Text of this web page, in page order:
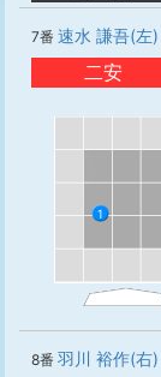
7番 速水 謙吾(左)
二安
1
8番 羽川 裕作(右)